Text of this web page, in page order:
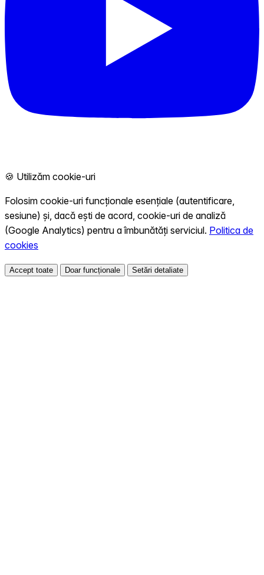
🍪 Utilizăm cookie-uri
Folosim cookie-uri funcționale esențiale (autentificare,
sesiune) și, dacă ești de acord, cookie-uri de analiză
(Google Analytics) pentru a îmbunătăți serviciul. Politica de
cookies
Accept toate Doar funcționale Setări detaliate